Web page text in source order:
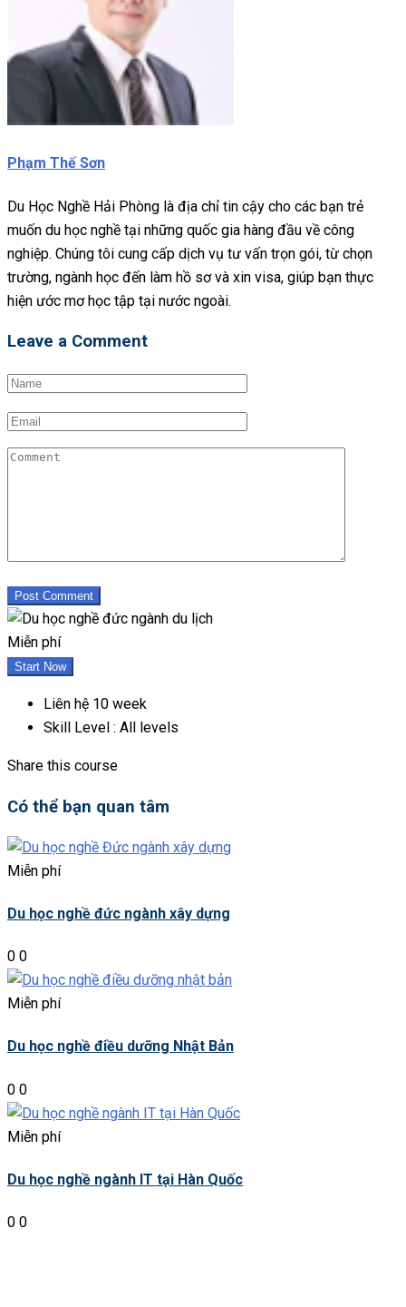
Phạm Thế Sơn
Du Học Nghề Hải Phòng là địa chỉ tin cậy cho các bạn trẻ
muốn du học nghề tại những quốc gia hàng đầu về công
nghiệp. Chúng tôi cung cấp dịch vụ tư vấn trọn gói, từ chọn
trường, ngành học đến làm hồ sơ và xin visa, giúp bạn thực
hiện ước mơ học tập tại nước ngoài.
Leave a Comment
Post Comment
Miễn phí
Start Now
Liên hệ 10 week
Skill Level : All levels
Share this course
Có thể bạn quan tâm
Miễn phí
Du học nghề đức ngành xây dựng
0 0
Miễn phí
Du học nghề điều dưỡng Nhật Bản
0 0
Miễn phí
Du học nghề ngành IT tại Hàn Quốc
0 0